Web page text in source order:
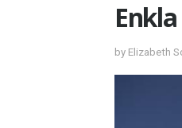
by Elizabeth